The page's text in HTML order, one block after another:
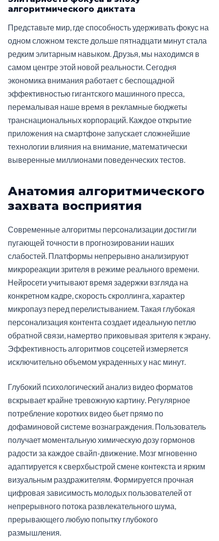
алгоритмического диктата
Представьте мир, где способность удерживать фокус на
одном сложном тексте дольше пятнадцати минут стала
редким элитарным навыком. Друзья, мы находимся в
самом центре этой новой реальности. Сегодня
экономика внимания работает с беспощадной
эффективностью гигантского машинного пресса,
перемалывая наше время в рекламные бюджеты
транснациональных корпораций. Каждое открытие
приложения на смартфоне запускает сложнейшие
технологии влияния на внимание, математически
выверенные миллионами поведенческих тестов.
Анатомия алгоритмического
захвата восприятия
Современные алгоритмы персонализации достигли
пугающей точности в прогнозировании наших
слабостей. Платформы непрерывно анализируют
микрореакции зрителя в режиме реального времени.
Нейросети учитывают время задержки взгляда на
конкретном кадре, скорость скроллинга, характер
микропауз перед перелистыванием. Такая глубокая
персонализация контента создает идеальную петлю
обратной связи, намертво приковывая зрителя к экрану.
Эффективность алгоритмов соцсетей измеряется
исключительно объемом украденных у нас минут.
Глубокий психологический анализ видео форматов
вскрывает крайне тревожную картину. Регулярное
потребление коротких видео бьет прямо по
дофаминовой системе вознаграждения. Пользователь
получает моментальную химическую дозу гормонов
радости за каждое свайп-движение. Мозг мгновенно
адаптируется к сверхбыстрой смене контекста и ярким
визуальным раздражителям. Формируется прочная
цифровая зависимость молодых пользователей от
непрерывного потока развлекательного шума,
прерывающего любую попытку глубокого
размышления.